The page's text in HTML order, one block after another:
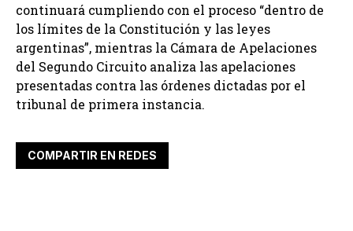
continuará cumpliendo con el proceso “dentro de
los límites de la Constitución y las leyes
argentinas”, mientras la Cámara de Apelaciones
del Segundo Circuito analiza las apelaciones
presentadas contra las órdenes dictadas por el
tribunal de primera instancia.
COMPARTIR EN REDES